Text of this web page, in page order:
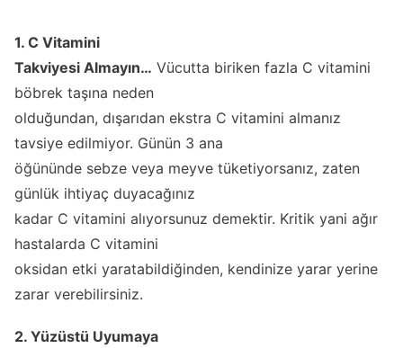
1. C Vitamini
Takviyesi Almayın… Vücutta biriken fazla C vitamini
böbrek taşına neden
olduğundan, dışarıdan ekstra C vitamini almanız
tavsiye edilmiyor. Günün 3 ana
öğününde sebze veya meyve tüketiyorsanız, zaten
günlük ihtiyaç duyacağınız
kadar C vitamini alıyorsunuz demektir. Kritik yani ağır
hastalarda C vitamini
oksidan etki yaratabildiğinden, kendinize yarar yerine
zarar verebilirsiniz.
2. Yüzüstü Uyumaya